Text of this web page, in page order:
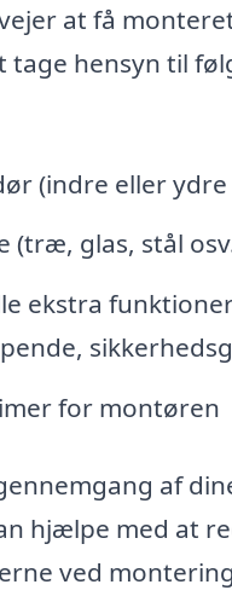
at få
tage hensyn til
(indre eller
(træ, glas, stål
ekstra
for montøren
af
hjælpe med at
ved